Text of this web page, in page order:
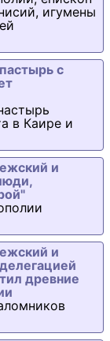
игумены
с
в Каире и
и
и
древние